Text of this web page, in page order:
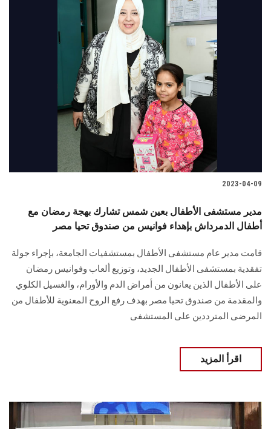
الدراسات العليا
الزائـرون
سجل الان
2023-04-09
مدير مستشفى الأطفال بعين شمس تشارك بهجة رمضان مع
أطفال الدمرداش بإهداء فوانيس من صندوق تحيا مصر
قامت مدير عام مستشفى الأطفال بمستشفيات الجامعة، بإجراء جولة
تفقدية بمستشفى الأطفال الجديد، وتوزيع ألعاب وفوانيس رمضان
على الأطفال الذين يعانون من أمراض الدم والأورام، والغسيل الكلوي
والمقدمة من صندوق تحيا مصر بهدف رفع الروح المعنوية للأطفال من
المرضى المترددين على المستشفى
اقرأ المزيد